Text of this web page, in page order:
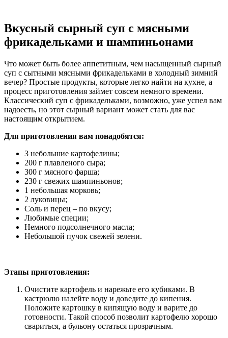
Вкусный сырный суп с мясными
фрикадельками и шампиньонами
Что может быть более аппетитным, чем насыщенный сырный
суп с сытными мясными фрикадельками в холодный зимний
вечер? Простые продукты, которые легко найти на кухне, а
процесс приготовления займет совсем немного времени.
Классический суп с фрикадельками, возможно, уже успел вам
надоесть, но этот сырный вариант может стать для вас
настоящим открытием.
Для приготовления вам понадобятся:
3 небольшие картофелины;
200 г плавленого сыра;
300 г мясного фарша;
230 г свежих шампиньонов;
1 небольшая морковь;
2 луковицы;
Соль и перец – по вкусу;
Любимые специи;
Немного подсолнечного масла;
Небольшой пучок свежей зелени.
Этапы приготовления:
Очистите картофель и нарежьте его кубиками. В
кастрюлю налейте воду и доведите до кипения.
Положите картошку в кипящую воду и варите до
готовности. Такой способ позволит картофелю хорошо
свариться, а бульону остаться прозрачным.